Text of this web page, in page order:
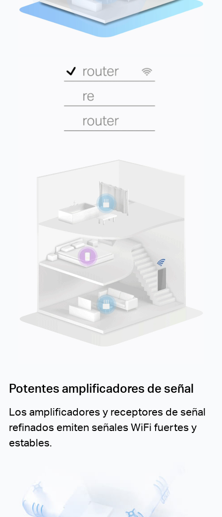
Potentes amplificadores de señal
Los amplificadores y receptores de señal
refinados emiten señales WiFi fuertes y
estables.